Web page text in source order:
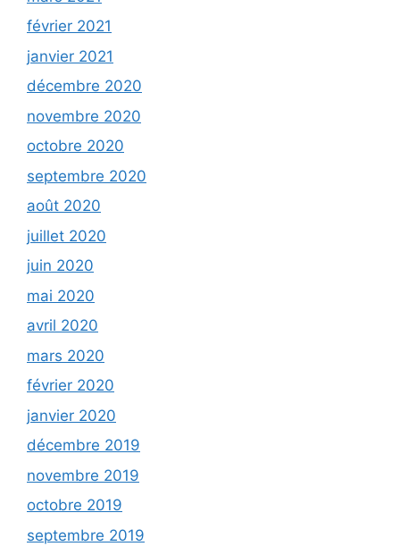
février 2021
janvier 2021
décembre 2020
novembre 2020
octobre 2020
septembre 2020
août 2020
juillet 2020
juin 2020
mai 2020
avril 2020
mars 2020
février 2020
janvier 2020
décembre 2019
novembre 2019
octobre 2019
septembre 2019